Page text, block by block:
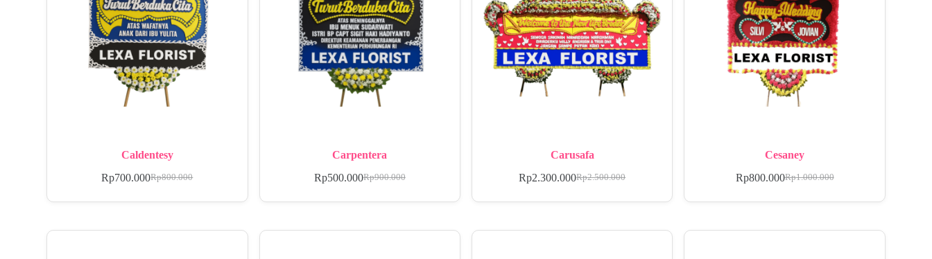
Caldentesy
Rp800.000
Rp700.000
Carpentera
Rp900.000
Rp500.000
Carusafa
Rp2.500.000
Rp2.300.000
Cesaney
Rp1.000.000
Rp800.000